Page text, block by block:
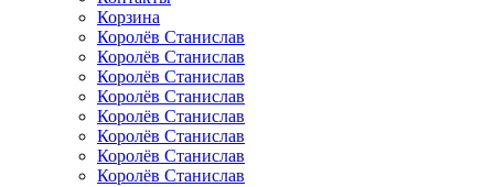
Корзина
Королёв Станислав
Королёв Станислав
Королёв Станислав
Королёв Станислав
Королёв Станислав
Королёв Станислав
Королёв Станислав
Королёв Станислав